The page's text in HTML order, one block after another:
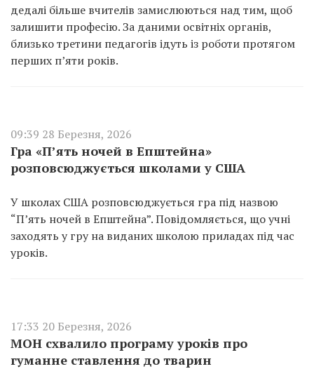
дедалі більше вчителів замислюються над тим, щоб
залишити професію. За даними освітніх органів,
близько третини педагогів ідуть із роботи протягом
перших п’яти років.
09:39 28 Березня, 2026
Гра «П’ять ночей в Епштейна»
розповсюджується школами у США
У школах США розповсюджується гра під назвою
“П’ять ночей в Епштейна”. Повідомляється, що учні
заходять у гру на виданих школою приладах під час
уроків.
17:33 20 Березня, 2026
МОН схвалило програму уроків про
гуманне ставлення до тварин